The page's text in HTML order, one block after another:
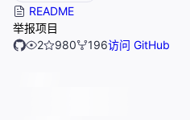
README
举报项目
2
980 196访问 GitHub